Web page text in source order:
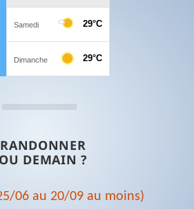
DEMAIN ?
06 au 20/09 au moins)